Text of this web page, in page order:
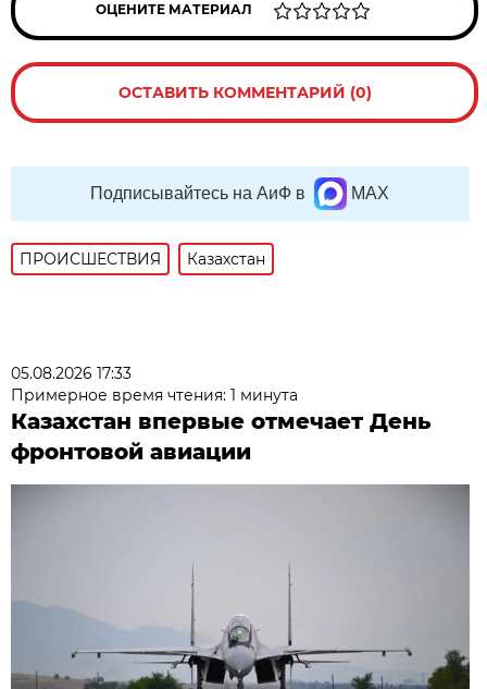
ОЦЕНИТЕ МАТЕРИАЛ
ОСТАВИТЬ КОММЕНТАРИЙ (0)
Подписывайтесь на АиФ в MAX
ПРОИСШЕСТВИЯ Казахстан
05.08.2026 17:33
Примерное время чтения: 1 минута
Казахстан впервые отмечает День
фронтовой авиации